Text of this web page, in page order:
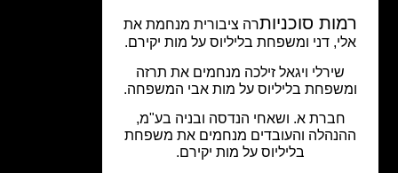
סוכניותרה ציבורית מנחמת את
דני ומשפחת בליליוס על מות יקירם.
שירלי ויגאל זילכה מנחמים את תרזה
בליליוס על מות אבי המשפחה.
חברת א. ושאחי הנדסה ובניה בע"מ,
והעובדים מנחמים את משפחת
בליליוס על מות יקירם.